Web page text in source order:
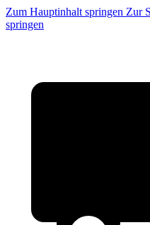
Zum Hauptinhalt springen Zur
springen